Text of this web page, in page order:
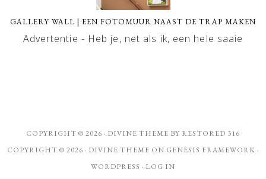
GALLERY WALL | EEN FOTOMUUR NAAST DE TRAP MAKEN
Advertentie - Heb je, net als ik, een hele saaie
COPYRIGHT © 2026 · DIVINE THEME BY RESTORED 316
COPYRIGHT © 2026 · DIVINE THEME ON GENESIS FRAMEWORK ·
WORDPRESS · LOG IN